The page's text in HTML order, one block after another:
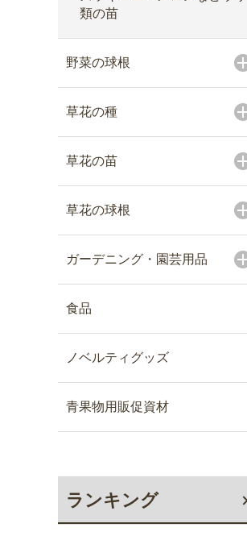
類の苗
野菜の球根
草花の種
草花の苗
草花の球根
ガーデニング・園芸用品
食品
ノベルティグッズ
青果物用販促資材
ランキング